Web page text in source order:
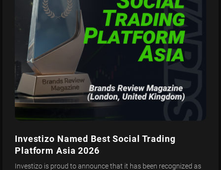
Investizo Named Best Social Trading
Platform Asia 2026
Investizo is proud to announce that it has been recognized as